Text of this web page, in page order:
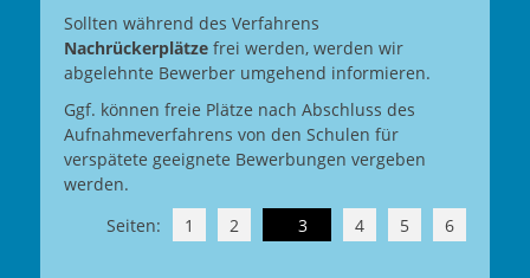
Sollten während des Verfahrens
Nachrückerplätze frei werden, werden wir
abgelehnte Bewerber umgehend informieren.
Ggf. können freie Plätze nach Abschluss des
Aufnahmeverfahrens von den Schulen für
verspätete geeignete Bewerbungen vergeben
werden.
Seiten:
1 2 3 4 5 6